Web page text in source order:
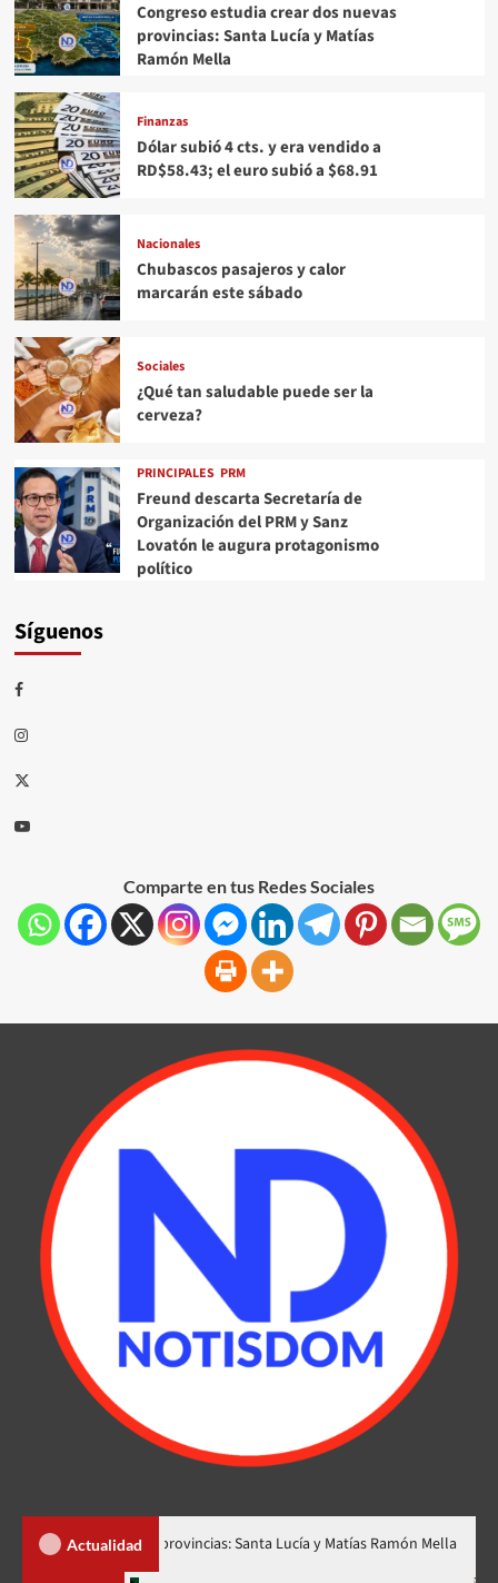
Congreso estudia crear dos nuevas
provincias: Santa Lucía y Matías
Ramón Mella
Finanzas
Dólar subió 4 cts. y era vendido a
RD$58.43; el euro subió a $68.91
Nacionales
Chubascos pasajeros y calor
marcarán este sábado
Sociales
¿Qué tan saludable puede ser la
cerveza?
PRINCIPALES PRM
Freund descarta Secretaría de
Organización del PRM y Sanz
Lovatón le augura protagonismo
político
Síguenos
Comparte en tus Redes Sociales
Actualidad
dos nuevas provincias: Santa Lucía y Matías Ramón Mella